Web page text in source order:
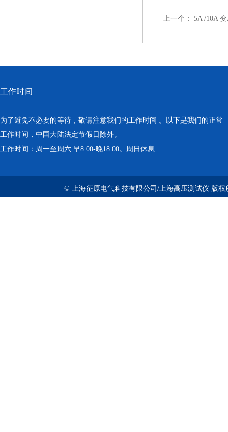
上一个： 5A /10A
工作时间
为了避免不必要的等待，敬请注意我们的工作时间 。以下是我们的正常
工作时间，中国大陆法定节假日除外。
工作时间：周一至周六 早8:00-晚18:00。周日休息
© 上海征原电气科技有限公司/上海高压测试仪 版权